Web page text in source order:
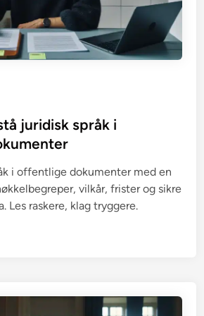
juridisk språk i
i offentlige dokumenter med en
vilkår, frister og sikre
Les raskere, klag tryggere.